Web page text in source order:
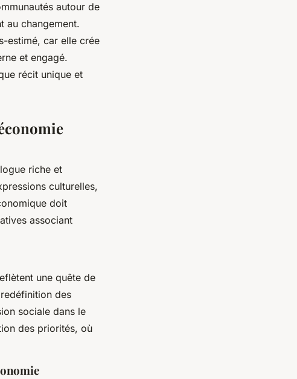
autour de
au changement.
estimé, car elle crée
et engagé.
récit unique et
riche et
culturelles,
doit
associant
une quête de
des
sociale dans le
des priorités, où